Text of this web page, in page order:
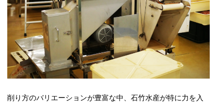
削り方のバリエーションが豊富な中、石竹水産が特に力を入